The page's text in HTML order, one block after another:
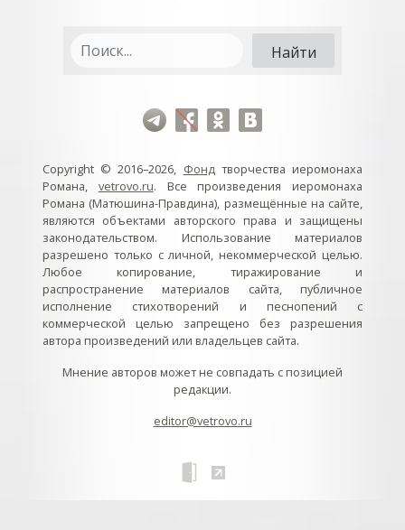
Copyright © 2016–2026, Фондтворчества иеромонаха
Романа, vetrovo.ru. Все произведения иеромонаха
Романа (Матюшина-Правдина), размещённые на сайте,
являются объектами авторского права и защищены
законодательством. Использование материалов
разрешено только с личной, некоммерческой целью.
Любое копирование, тиражирование и
распространение материалов сайта, публичное
исполнение стихотворений и песнопений с
коммерческой целью запрещено без разрешения
автора произведений или владельцев сайта.
Мнение авторов может не совпадать с позицией
редакции.
editor@vetrovo.ru